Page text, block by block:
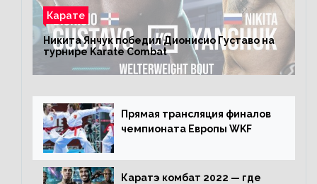
Карате
Никита Янчук победил Дионисио Густаво на
турнире Karate Combat
Прямая трансляция финалов
чемпионата Европы WKF
Каратэ комбат 2022 — где